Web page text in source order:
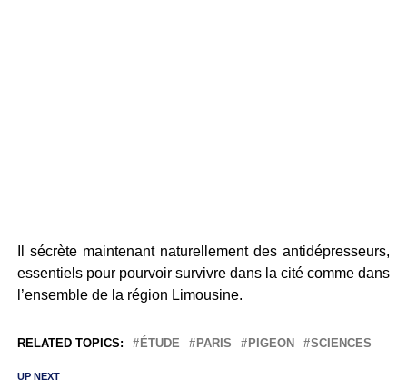
Il sécrète maintenant naturellement des antidépresseurs,
essentiels pour pourvoir survivre dans la cité comme dans
l’ensemble de la région Limousine.
RELATED TOPICS: ÉTUDE PARIS PIGEON SCIENCES
UP NEXT